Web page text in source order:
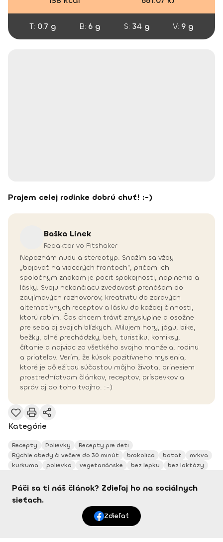
T: 0.7 g B: 6 g S: 34 g V: 9 g
Prajem celej rodinke dobrú chuť! :-)
Baška Línek
Redaktor vo Fitshaker
Nepoznám nudu a stereotyp. Snažím sa vždy
„bojovať na viacerých frontoch“, pričom ich
spoločným znakom je pocit spokojnosti, naplnenia a
lásky. Svoju nekončiacu zvedavosť prenášam do
zaujímavých rozhovorov, kreativitu do zdravých
alternatívnych receptov a lásku do každej činnosti,
ktorú robím. Čas chcem tráviť zmysluplne a osožne
pre seba aj svojich blízkych. Milujem hory, jógu, bike,
bežky, dlhé prechádzky, beh, turistiku, komiksy,
čítanie a najviac zo všetkého svojho manžela, rodinu
a priateľov. Verím, že kúsok pozitívneho myslenia,
ktoré je dôležitou súčasťou môjho života, prinesiem
prostredníctvom článkov, receptov, príspevkov a
správ aj do toho tvojho. :-)
Kategórie
Recepty Polievky
Recepty pre deti
Rýchle obedy či večere do 30 minút
brokolica batat
mrkva
kurkuma
polievka vegetariánske bez lepku bez laktózy
Páči sa ti náš článok? Zdieľaj ho na sociálnych
sieťach.
Zdieľať